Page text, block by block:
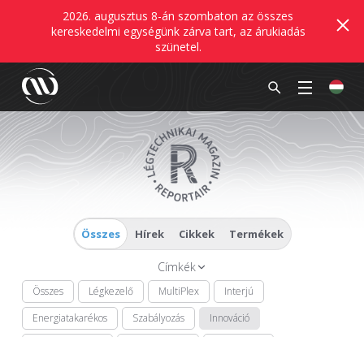
2026. augusztus 8-án szombaton az összes
kereskedelmi egységünk zárva tart, az árukiadás
szünetel.
Összes Hírek Cikkek Termékek
Címkék
Összes Légkezelő MultiPlex
Interjú
Energiatakarékos
Szabályozás
Innováció